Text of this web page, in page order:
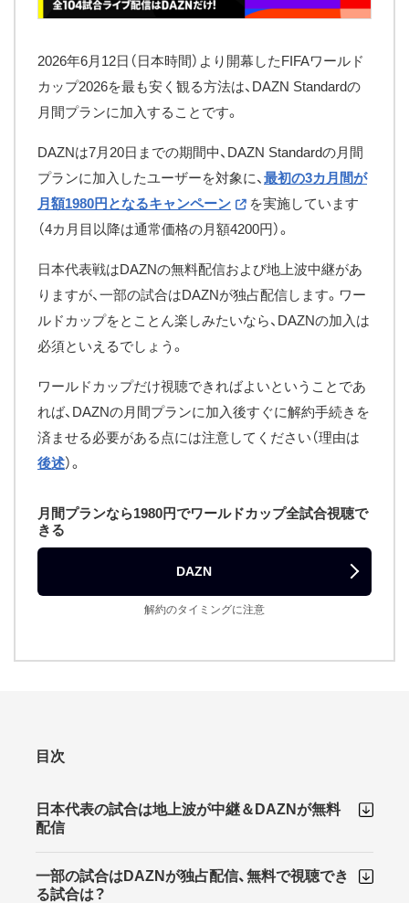
2026年6月12日（日本時間）より開幕したFIFAワールド
カップ2026を最も安く観る方法は、DAZN Standardの
月間プランに加入することです。
DAZNは7月20日までの期間中、DAZN Standardの月間
プランに加入したユーザーを対象に、 最初の3カ月間が
月額1980円となるキャンペーン
を実施しています
（4カ月目以降は通常価格の月額4200円）。
日本代表戦はDAZNの無料配信および地上波中継があ
りますが、一部の試合はDAZNが独占配信します。ワー
ルドカップをとことん楽しみたいなら、DAZNの加入は
必須といえるでしょう。
ワールドカップだけ視聴できればよいということであ
れば、DAZNの月間プランに加入後すぐに解約手続きを
済ませる必要がある点には注意してください（理由は
後述）。
月間プランなら1980円でワールドカップ全試合視聴で
きる
DAZN
解約のタイミングに注意
目次
日本代表の試合は地上波が中継＆DAZNが無料
配信
一部の試合はDAZNが独占配信、無料で視聴でき
る試合は？